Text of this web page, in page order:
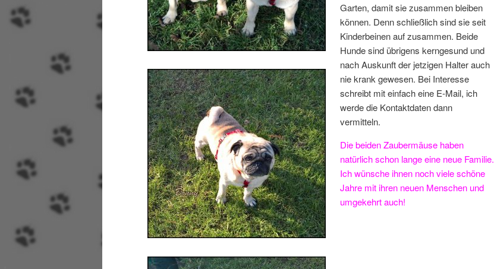
Garten, damit sie zusammen bleiben
können. Denn schließlich sind sie seit
Kinderbeinen auf zusammen. Beide
Hunde sind übrigens kerngesund und
nach Auskunft der jetzigen Halter auch
nie krank gewesen. Bei Interesse
schreibt mit einfach eine E-Mail, ich
werde die Kontaktdaten dann
vermitteln.
Die beiden Zaubermäuse haben
natürlich schon lange eine neue Familie.
Ich wünsche ihnen noch viele schöne
Jahre mit ihren neuen Menschen und
umgekehrt auch!